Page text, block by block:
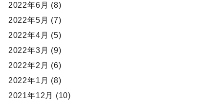
2022年6月 (8)
2022年5月 (7)
2022年4月 (5)
2022年3月 (9)
2022年2月 (6)
2022年1月 (8)
2021年12月 (10)